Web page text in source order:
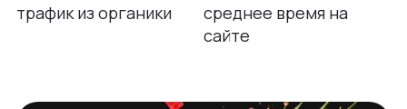
трафик из органики
среднее время на
сайте